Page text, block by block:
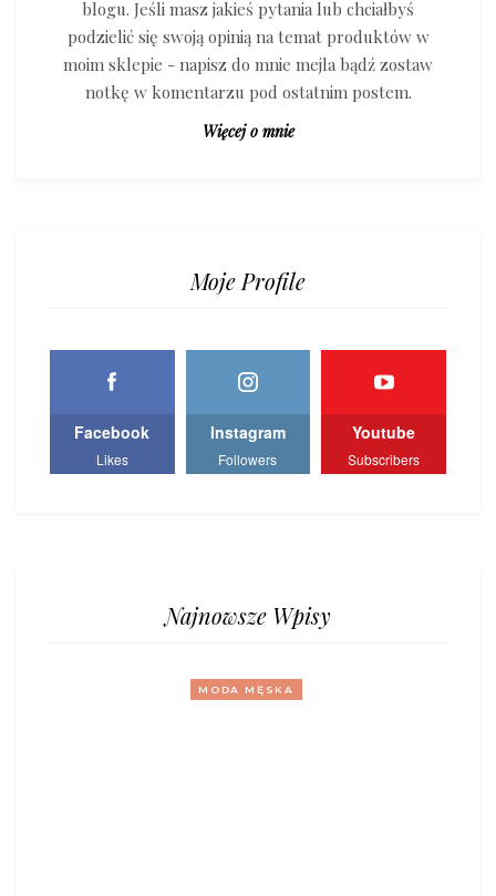
blogu. Jeśli masz jakieś pytania lub chciałbyś
podzielić się swoją opinią na temat produktów w
moim sklepie - napisz do mnie mejla bądź zostaw
notkę w komentarzu pod ostatnim postem.
Więcej o mnie
Moje Profile
Facebook
Likes
Instagram
Followers
Youtube
Subscribers
Najnowsze Wpisy
MODA MĘSKA